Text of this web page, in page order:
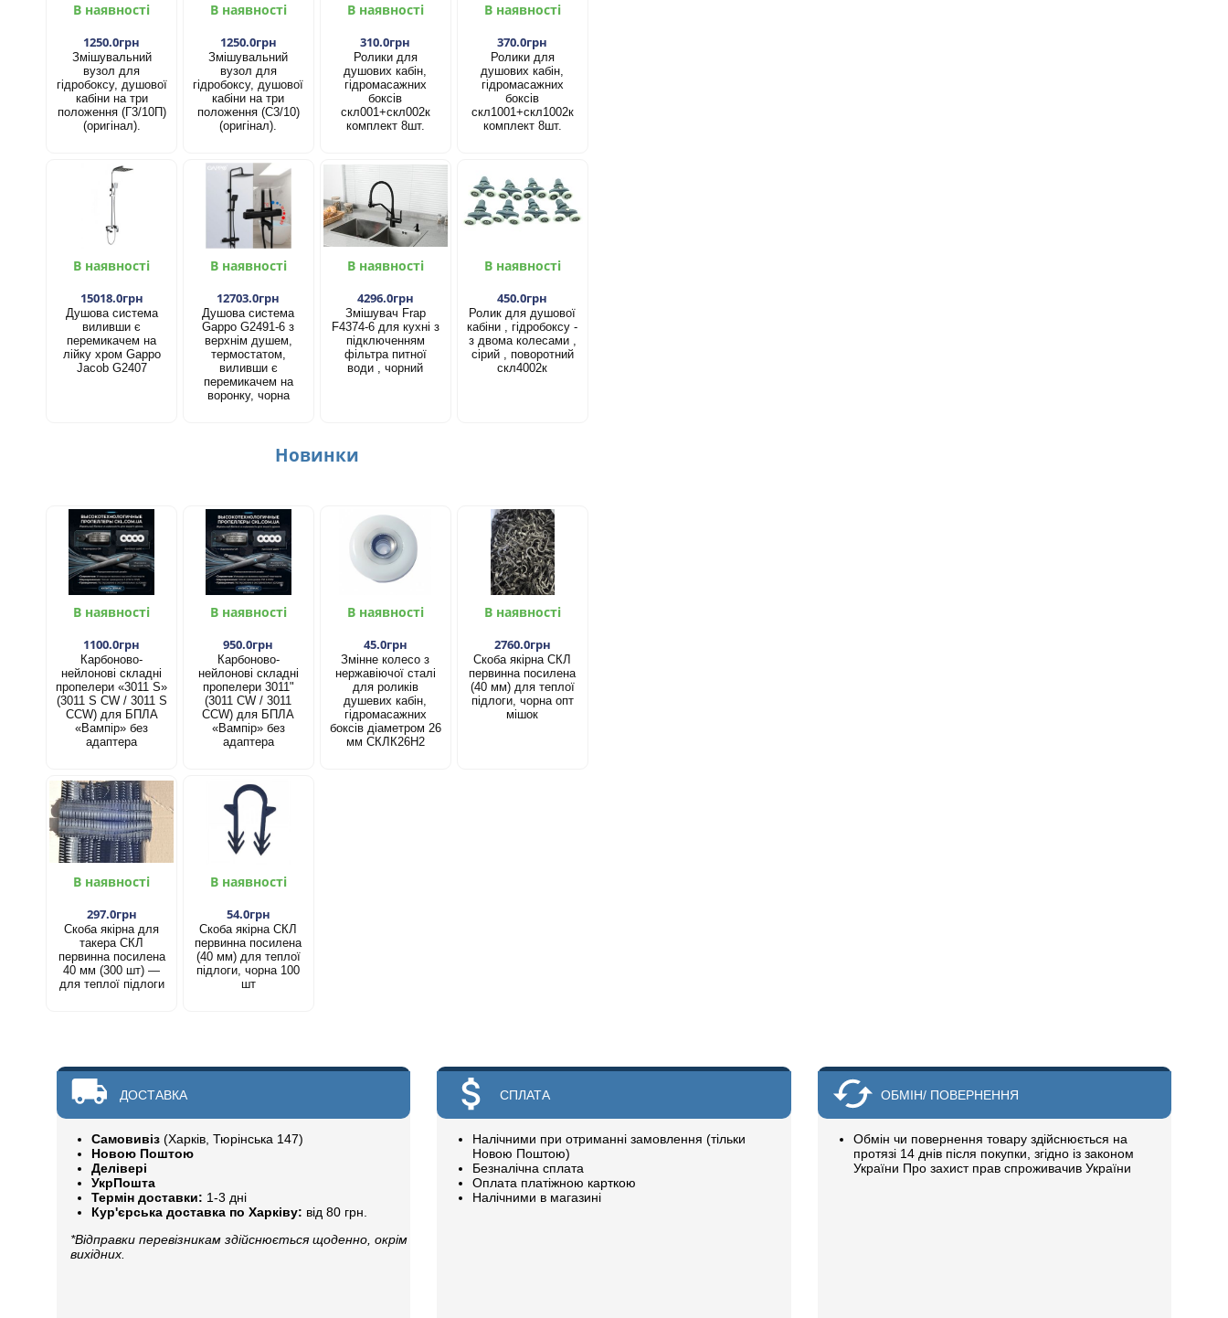
В наявності
1250.0грн
Змішувальний
вузол для
гідробоксу, душової
кабіни на три
положення (Г3/10П)
(оригінал).
В наявності
1250.0грн
Змішувальний
вузол для
гідробоксу, душової
кабіни на три
положення (С3/10)
(оригінал).
В наявності
310.0грн
Ролики для
душових кабін,
гідромасажних
боксів
скл001+скл002к
комплект 8шт.
В наявності
370.0грн
Ролики для
душових кабін,
гідромасажних
боксів
скл1001+скл1002к
комплект 8шт.
В наявності
15018.0грн
Душова система
виливши є
перемикачем на
лійку хром Gappo
Jacob G2407
В наявності
12703.0грн
Душова система
Gappo G2491-6 з
верхнім душем,
термостатом,
виливши є
перемикачем на
воронку, чорна
В наявності
4296.0грн
Змішувач Frap
F4374-6 для кухні з
підключенням
фільтра питної
води , чорний
В наявності
450.0грн
Ролик для душової
кабіни , гідробоксу -
з двома колесами ,
сірий , поворотний
скл4002к
Новинки
В наявності
1100.0грн
Карбоново-
нейлонові складні
пропелери «3011 S»
(3011 S CW / 3011 S
CCW) для БПЛА
«Вампір» без
адаптера
В наявності
950.0грн
Карбоново-
нейлонові складні
пропелери 3011"
(3011 CW / 3011
CCW) для БПЛА
«Вампір» без
адаптера
В наявності
45.0грн
Змінне колесо з
нержавіючої сталі
для роликів
душевих кабін,
гідромасажних
боксів діаметром 26
мм СКЛК26Н2
В наявності
2760.0грн
Скоба якірна СКЛ
первинна посилена
(40 мм) для теплої
підлоги, чорна опт
мішок
В наявності
297.0грн
Скоба якірна для
такера СКЛ
первинна посилена
40 мм (300 шт) —
для теплої підлоги
В наявності
54.0грн
Скоба якірна СКЛ
первинна посилена
(40 мм) для теплої
підлоги, чорна 100
шт
ДОСТАВКА
Самовивіз(Харків, Тюрінська 147)
Новою Поштою
Делівері
УкрПошта
Термін доставки: 1-3 дні
Кур'єрська доставка по Харківу: від 80 грн.
*Відправки перевізникам здійснюється щоденно, окрім
вихідних.
СПЛАТА
Налічними при отриманні замовлення (тільки
Новою Поштою)
Безналічна сплата
Оплата платіжною карткою
Налічними в магазині
ОБМІН/ ПОВЕРНЕННЯ
Обмін чи повернення товару здійснюється на
протязі 14 днів після покупки, згідно із законом
України Про захист прав спроживачив України